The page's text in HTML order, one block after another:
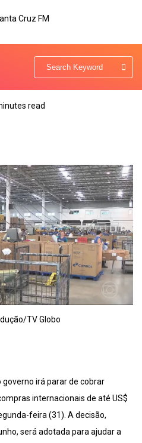
read
TV Globo
irá parar de cobrar
internacionais de até US$
feira (31). A decisão,
será adotada para ajudar a